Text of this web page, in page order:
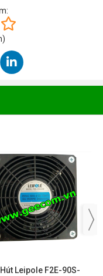
đãi tốt nhất
số lượng
tôi để có mức
)
Leipole F2E-90S-